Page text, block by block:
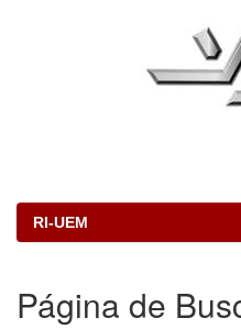
RI-UEM
Página de